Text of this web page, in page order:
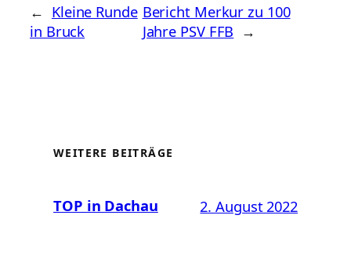
← Kleine Runde
in Bruck
Bericht Merkur zu 100
Jahre PSV FFB →
WEITERE BEITRÄGE
TOP in Dachau 2. August 2022